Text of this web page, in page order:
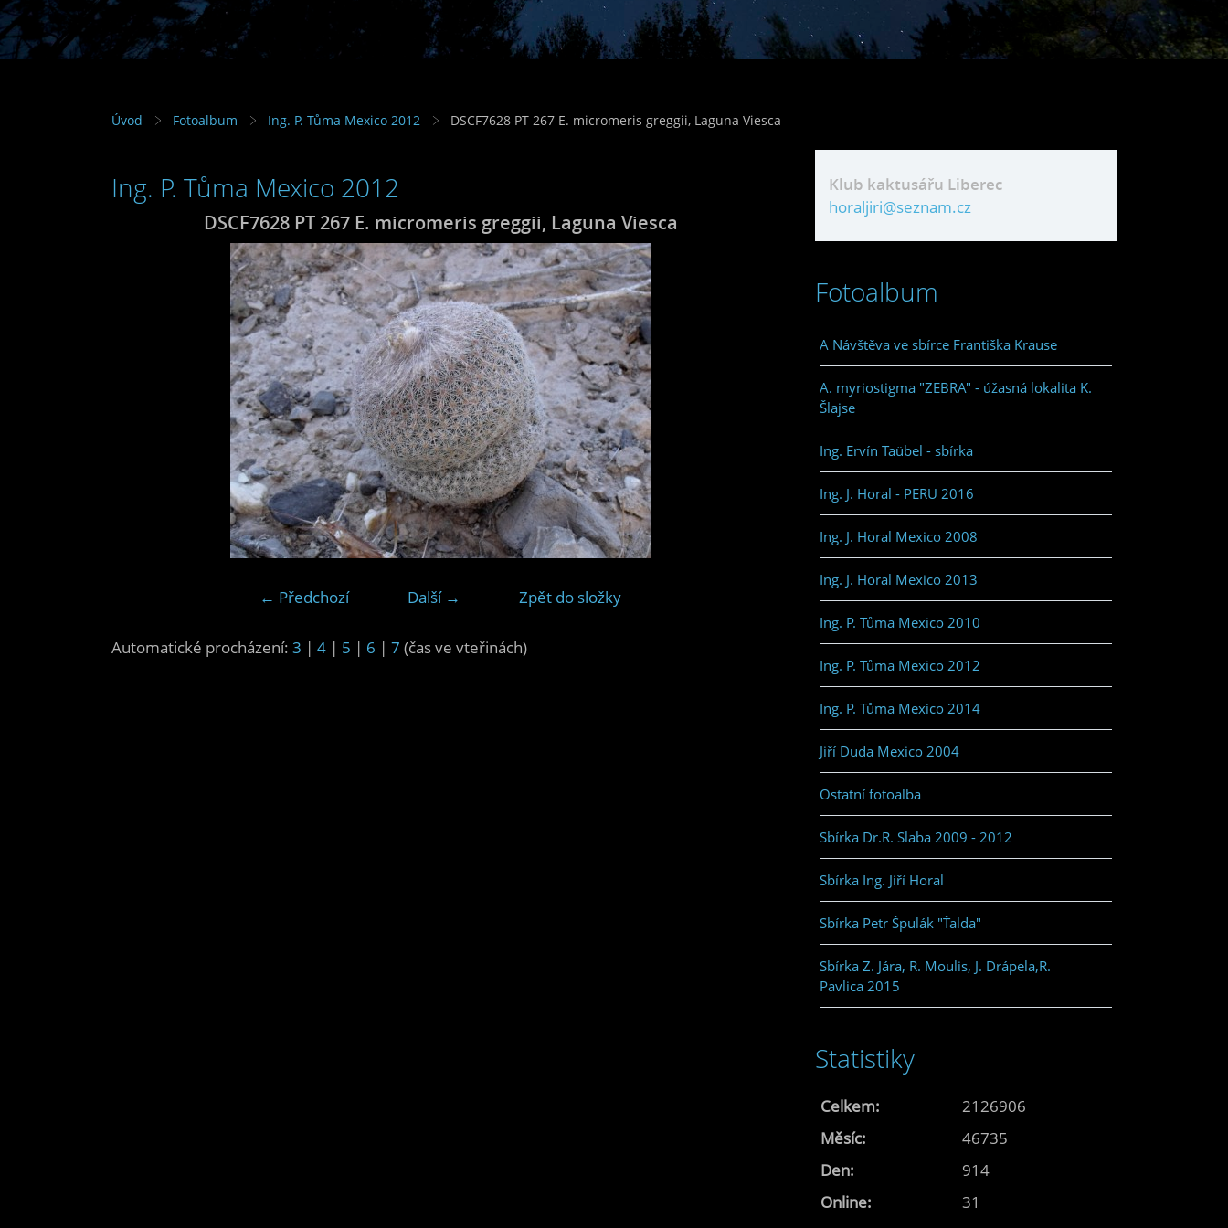
Úvod Fotoalbum Ing. P. Tůma Mexico 2012 DSCF7628 PT 267 E. micromeris greggii, Laguna Viesca
Ing. P. Tůma Mexico 2012
DSCF7628 PT 267 E. micromeris greggii, Laguna Viesca
← Předchozí Další → Zpět do složky
Automatické procházení: 3 | 4 | 5 | 6 | 7 (čas ve vteřinách)
Klub kaktusářu Liberec
horaljiri@seznam.cz
Fotoalbum
A Návštěva ve sbírce Františka Krause
A. myriostigma "ZEBRA" - úžasná lokalita K.
Šlajse
Ing. Ervín Taübel - sbírka
Ing. J. Horal - PERU 2016
Ing. J. Horal Mexico 2008
Ing. J. Horal Mexico 2013
Ing. P. Tůma Mexico 2010
Ing. P. Tůma Mexico 2012
Ing. P. Tůma Mexico 2014
Jiří Duda Mexico 2004
Ostatní fotoalba
Sbírka Dr.R. Slaba 2009 - 2012
Sbírka Ing. Jiří Horal
Sbírka Petr Špulák "Ťalda"
Sbírka Z. Jára, R. Moulis, J. Drápela,R.
Pavlica 2015
Statistiky
Online: 31
Celkem:
2126906
Měsíc:
46735
Den:
914